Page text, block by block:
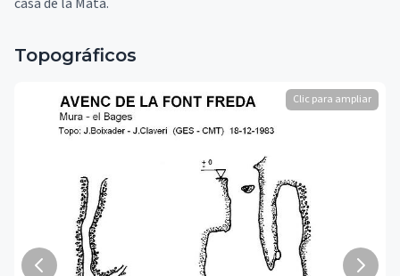
Topográficos
Clic para ampliar